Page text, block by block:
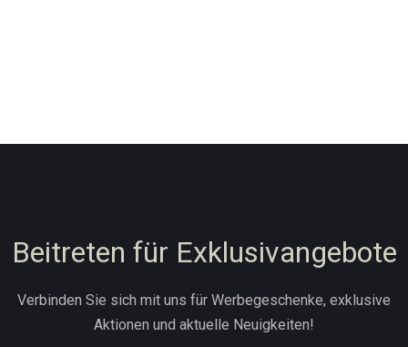
Beitreten für Exklusivangebote
Verbinden Sie sich mit uns für Werbegeschenke, exklusive
Aktionen und aktuelle Neuigkeiten!